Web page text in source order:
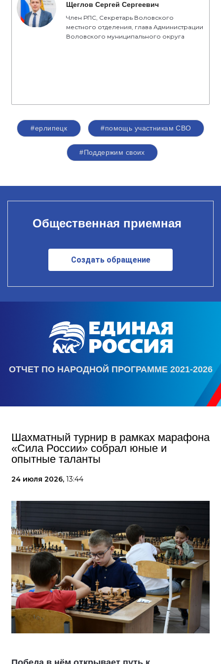
Щеглов Сергей Сергеевич
Член РПС, Секретарь Воловского
местного отделения, глава Администрации
Воловского муниципального округа
#ерлипецк #помощь участникам СВО
#Поддержим своих
Общественная приемная
Создать обращение
ОТЧЕТ ПО НАРОДНОЙ ПРОГРАММЕ 2021-2026
Шахматный турнир в рамках марафона
«Сила России» собрал юные и
опытные таланты
24 июля 2026, 13:44